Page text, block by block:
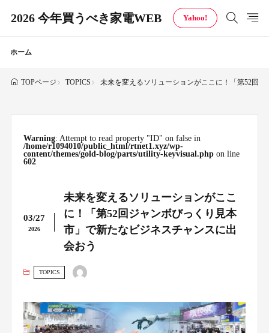
2026 今年買うべき家電WEB Yahoo!
ホーム
TOPページ TOPICS 未来を変えるソリューションがここに！「第52回
Warning: Attempt to read property "ID" on false in
/home/r1094010/public_html/rtnet1.xyz/wp-
content/themes/gold-blog/parts/utility-keyvisual.phpon line
602
03/27
2026
未来を変えるソリューションがここ
に！「第52回ジャンボびっくり見本
市」で新たなビジネスチャンスに出
会おう
TOPICS